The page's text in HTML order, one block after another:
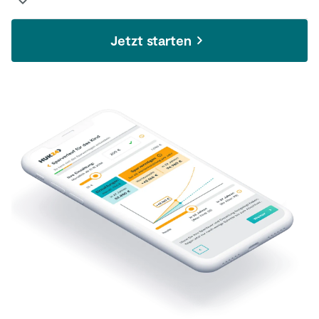
Mit Premium Sparen 24 Kids können Sie
digitalund flexibelinvestieren wie bei
Niveau:
Aufgrund unseres hauseigenen
Fondsmanagements sparen Sie mit den
HUK Welt Fonds so günstig wie mit einem
ETF und auf Wunsch auch besonders
nachhaltig. Darüber hinaus können unsere
Kapitalanlageexperten auch kurzfristig auf
Entwicklungen am Kapitalmarkt reagieren.
Fondsanlage kosten- und steuerfrei
Bei einer Bank werden bei
Jetzt starten